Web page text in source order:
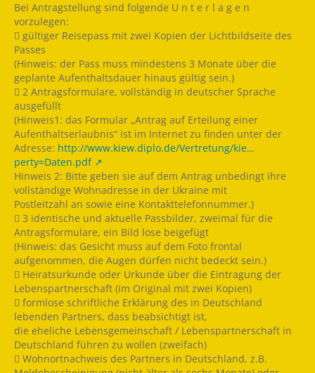
Bei Antragstellung sind folgende U n t e r l a g e n
vorzulegen:
 gültiger Reisepass mit zwei Kopien der Lichtbildseite des
Passes
(Hinweis: der Pass muss mindestens 3 Monate über die
geplante Aufenthaltsdauer hinaus gültig sein.)
 2 Antragsformulare, vollständig in deutscher Sprache
ausgefüllt
(Hinweis1: das Formular „Antrag auf Erteilung einer
Aufenthaltserlaubnis“ ist im Internet zu finden unter der
Adresse: http://www.kiew.diplo.de/Vertretung/kie…
perty=Daten.pdf
Hinweis 2: Bitte geben sie auf dem Antrag unbedingt ihre
vollständige Wohnadresse in der Ukraine mit
Postleitzahl an sowie eine Kontakttelefonnummer.)
 3 identische und aktuelle Passbilder, zweimal für die
Antragsformulare, ein Bild lose beigefügt
(Hinweis: das Gesicht muss auf dem Foto frontal
aufgenommen, die Augen dürfen nicht bedeckt sein.)
 Heiratsurkunde oder Urkunde über die Eintragung der
Lebenspartnerschaft (im Original mit zwei Kopien)
 formlose schriftliche Erklärung des in Deutschland
lebenden Partners, dass beabsichtigt ist,
die eheliche Lebensgemeinschaft / Lebenspartnerschaft in
Deutschland führen zu wollen (zweifach)
 Wohnortnachweis des Partners in Deutschland, z.B.